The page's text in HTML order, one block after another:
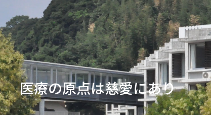
開かれた精神科医療の実践